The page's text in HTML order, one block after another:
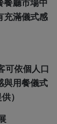
餐廳市場中
充滿儀式感
可依個人口
與用餐儀式
）